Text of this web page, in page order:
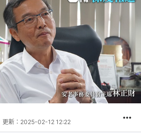
更新： 2025-02-12 12:22